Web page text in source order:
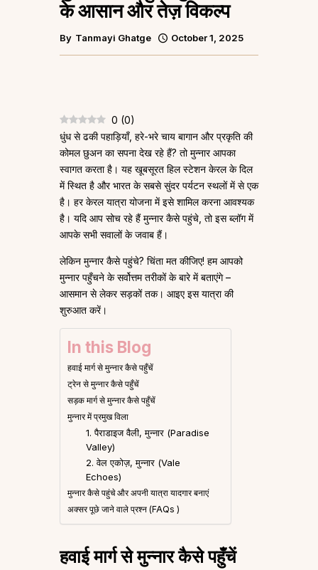
के आसान और तेज़ विकल्प
By Tanmayi Ghatge October 1, 2025
0 (0)
धुंध से ढकी पहाड़ियाँ, हरे-भरे चाय बागान और प्रकृति की
कोमल छुअन का सपना देख रहे हैं? तो मुन्नार आपका
स्वागत करता है। यह खूबसूरत हिल स्टेशन केरल के दिल
में स्थित है और भारत के सबसे सुंदर पर्यटन स्थलों में से एक
है। हर केरल यात्रा योजना में इसे शामिल करना आवश्यक
है। यदि आप सोच रहे हैं मुन्नार कैसे पहुंचे, तो इस ब्लॉग में
आपके सभी सवालों के जवाब हैं।
लेकिन मुन्नार कैसे पहुंचे? चिंता मत कीजिए! हम आपको
मुन्नार पहुँचने के सर्वोत्तम तरीकों के बारे में बताएंगे –
आसमान से लेकर सड़कों तक। आइए इस यात्रा की
शुरुआत करें।
In this Blog
हवाई मार्ग से मुन्नार कैसे पहुँचें
ट्रेन से मुन्नार कैसे पहुँचें
सड़क मार्ग से मुन्नार कैसे पहुँचें
मुन्नार में प्रमुख विला
1. पैराडाइज वैली, मुन्नार (Paradise
Valley)
2. वेल एकोज़, मुन्नार (Vale
Echoes)
मुन्नार कैसे पहुंचे और अपनी यात्रा यादगार बनाएं
अक्सर पूछे जाने वाले प्रश्न (FAQs )
हवाई मार्ग से मुन्नार कैसे पहुँचें